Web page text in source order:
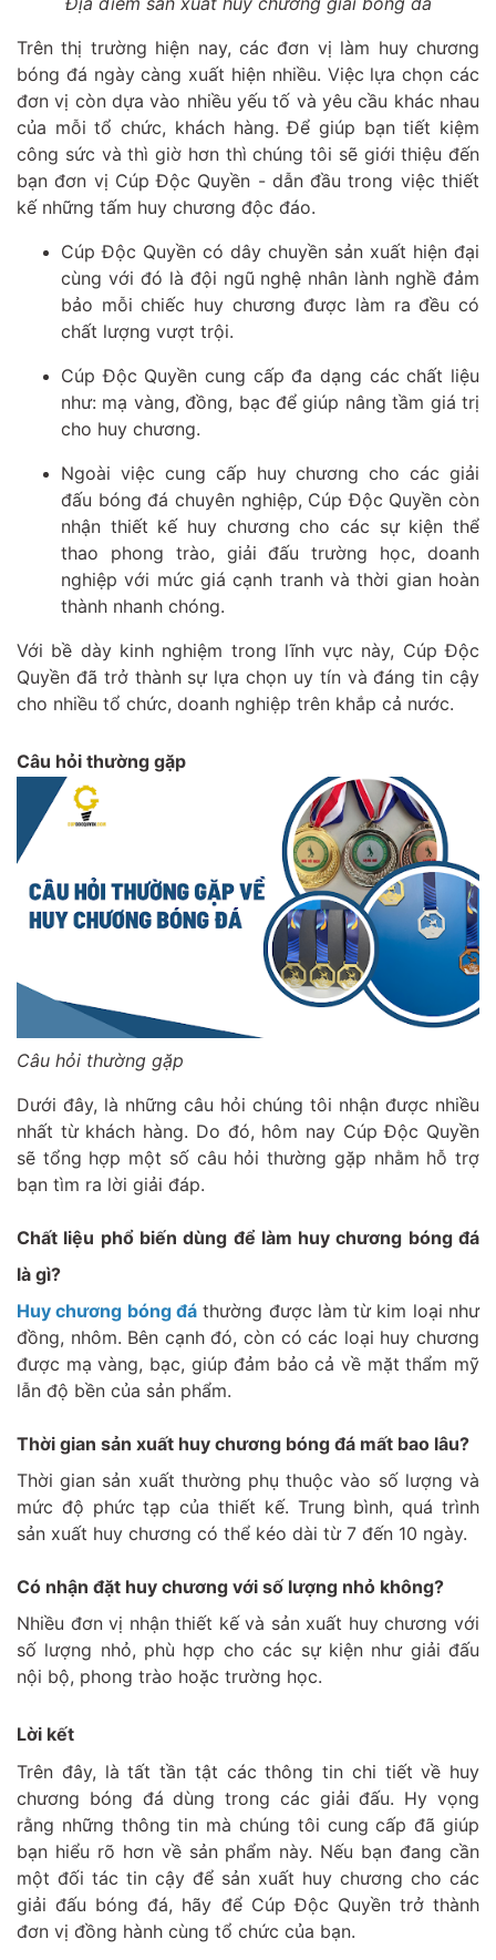
Trên thị trường hiện nay, các đơn vị làm huy chương
bóng đá ngày càng xuất hiện nhiều. Việc lựa chọn các
đơn vị còn dựa vào nhiều yếu tố và yêu cầu khác nhau
của mỗi tổ chức, khách hàng. Để giúp bạn tiết kiệm
công sức và thì giờ hơn thì chúng tôi sẽ giới thiệu đến
bạn đơn vị Cúp Độc Quyền - dẫn đầu trong việc thiết
kế những tấm huy chương độc đáo.
Cúp Độc Quyền có dây chuyền sản xuất hiện đại
cùng với đó là đội ngũ nghệ nhân lành nghề đảm
bảo mỗi chiếc huy chương được làm ra đều có
chất lượng vượt trội.
Cúp Độc Quyền cung cấp đa dạng các chất liệu
như: mạ vàng, đồng, bạc để giúp nâng tầm giá trị
cho huy chương.
Ngoài việc cung cấp huy chương cho các giải
đấu bóng đá chuyên nghiệp, Cúp Độc Quyền còn
nhận thiết kế huy chương cho các sự kiện thể
thao phong trào, giải đấu trường học, doanh
nghiệp với mức giá cạnh tranh và thời gian hoàn
thành nhanh chóng.
Với bề dày kinh nghiệm trong lĩnh vực này, Cúp Độc
Quyền đã trở thành sự lựa chọn uy tín và đáng tin cậy
cho nhiều tổ chức, doanh nghiệp trên khắp cả nước.
Câu hỏi thường gặp
Câu hỏi thường gặp
Dưới đây, là những câu hỏi chúng tôi nhận được nhiều
nhất từ khách hàng. Do đó, hôm nay Cúp Độc Quyền
sẽ tổng hợp một số câu hỏi thường gặp nhằm hỗ trợ
bạn tìm ra lời giải đáp.
Chất liệu phổ biến dùng để làm huy chương bóng đá
là gì?
Huy chương bóng đáthường được làm từ kim loại như
đồng, nhôm. Bên cạnh đó, còn có các loại huy chương
được mạ vàng, bạc, giúp đảm bảo cả về mặt thẩm mỹ
lẫn độ bền của sản phẩm.
Thời gian sản xuất huy chương bóng đá mất bao lâu?
Thời gian sản xuất thường phụ thuộc vào số lượng và
mức độ phức tạp của thiết kế. Trung bình, quá trình
sản xuất huy chương có thể kéo dài từ 7 đến 10 ngày.
Có nhận đặt huy chương với số lượng nhỏ không?
Nhiều đơn vị nhận thiết kế và sản xuất huy chương với
số lượng nhỏ, phù hợp cho các sự kiện như giải đấu
nội bộ, phong trào hoặc trường học.
Lời kết
Trên đây, là tất tần tật các thông tin chi tiết về huy
chương bóng đá dùng trong các giải đấu. Hy vọng
rằng những thông tin mà chúng tôi cung cấp đã giúp
bạn hiểu rõ hơn về sản phẩm này. Nếu bạn đang cần
một đối tác tin cậy để sản xuất huy chương cho các
giải đấu bóng đá, hãy để Cúp Độc Quyền trở thành
đơn vị đồng hành cùng tổ chức của bạn.